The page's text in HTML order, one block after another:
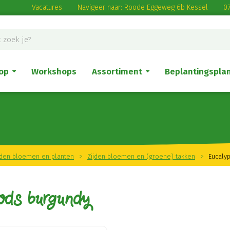
bloemen en planten > Zijden bloemen en (groene) takken >
burgundy
Vacatures Navigeer naar: Roode Eggeweg 6b Kessel
Workshops Assortiment